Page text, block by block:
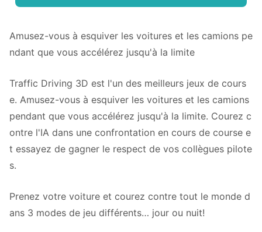
Amusez-vous à esquiver les voitures et les camions pe
ndant que vous accélérez jusqu'à la limite
Traffic Driving 3D est l'un des meilleurs jeux de cours
e. Amusez-vous à esquiver les voitures et les camions
pendant que vous accélérez jusqu'à la limite. Courez c
ontre l'IA dans une confrontation en cours de course e
t essayez de gagner le respect de vos collègues pilote
s.
Prenez votre voiture et courez contre tout le monde d
ans 3 modes de jeu différents… jour ou nuit!